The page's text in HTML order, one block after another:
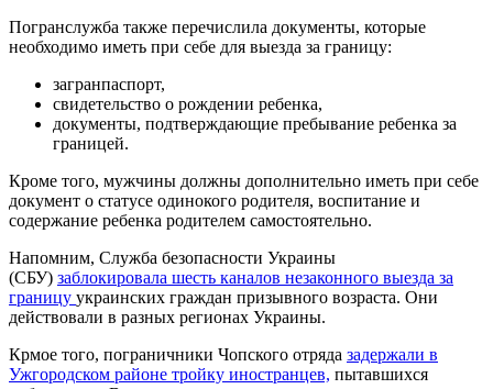
Погранслужба также перечислила документы, которые
необходимо иметь при себе для выезда за границу:
загранпаспорт,
свидетельство о рождении ребенка,
документы, подтверждающие пребывание ребенка за
границей.
Кроме того, мужчины должны дополнительно иметь при себе
документ о статусе одинокого родителя, воспитание и
содержание ребенка родителем самостоятельно.
Напомним, Служба безопасности Украины
(СБУ) заблокировала шесть каналов незаконного выезда за
границу украинских граждан призывного возраста. Они
действовали в разных регионах Украины.
Крмое того, пограничники Чопского отряда задержали в
Ужгородском районе тройку иностранцев, пытавшихся